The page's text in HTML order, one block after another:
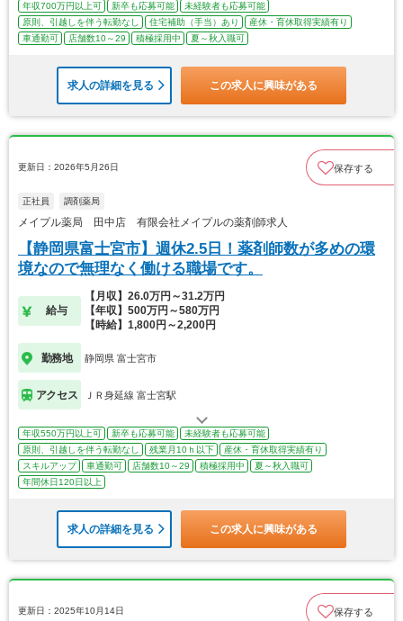
年収700万円以上可 新卒も応募可能
未経験者も応募可能
原則、引越しを伴う転勤なし
住宅補助（手当）あり
産休・育休取得実績有り
車通勤可
店舗数10～29 積極採用中 夏～秋入職可
求人の詳細を見る この求人に興味がある
更新日：2026年5月26日 保存する
正社員 調剤薬局
メイプル薬局 田中店 有限会社メイプルの薬剤師求人
【静岡県富士宮市】週休2.5日！薬剤師数が多めの環
境なので無理なく働ける職場です。
給与
【月収】26.0万円～31.2万円
【年収】500万円～580万円
【時給】1,800円～2,200円
勤務地 静岡県 富士宮市
アクセス ＪＲ身延線 富士宮駅
年収550万円以上可 新卒も応募可能
未経験者も応募可能
原則、引越しを伴う転勤なし
残業月10ｈ以下
産休・育休取得実績有り
スキルアップ
車通勤可 店舗数10～29 積極採用中
夏～秋入職可
年間休日120日以上
求人の詳細を見る この求人に興味がある
更新日：2025年10月14日 保存する